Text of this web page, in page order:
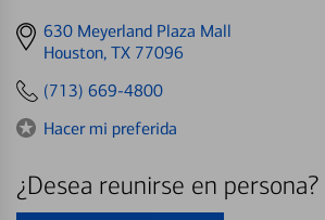
Get
directions
630 Meyerland Plaza Mall
Houston, TX 77096
(713) 669-4800
Hacer mi preferida
¿Desea reunirse en persona?